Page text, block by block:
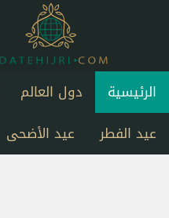
الرئيسية دول العالم
عيد الفطر
عيد الأضحى